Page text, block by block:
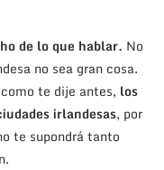
de lo que hablar. No
no sea gran cosa.
te dije antes, los
irlandesas, por
te supondrá tanto